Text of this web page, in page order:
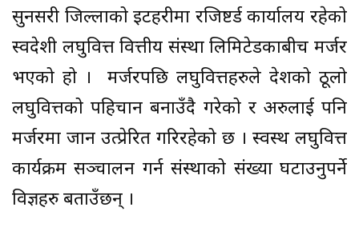
सुनसरी जिल्लाको इटहरीमा रजिष्टर्ड कार्यालय रहेको
स्वदेशी लघुवित्त वित्तीय संस्था लिमिटेडकाबीच मर्जर
भएको हो । मर्जरपछि लघुवित्तहरुले देशको ठूलो
लघुवित्तको पहिचान बनाउँदै गरेको र अरुलाई पनि
मर्जरमा जान उत्प्रेरित गरिरहेको छ । स्वस्थ लघुवित्त
कार्यक्रम सञ्चालन गर्न संस्थाको संख्या घटाउनुपर्ने
विज्ञहरु बताउँछन् ।